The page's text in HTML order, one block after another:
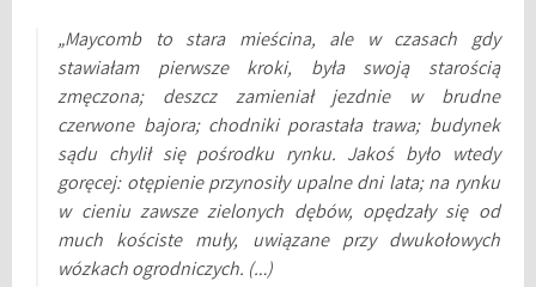
„Maycomb to stara mieścina, ale w czasach gdy
stawiałam pierwsze kroki, była swoją starością
zmęczona; deszcz zamieniał jezdnie w brudne
czerwone bajora; chodniki porastała trawa; budynek
sądu chylił się pośrodku rynku. Jakoś było wtedy
goręcej: otępienie przynosiły upalne dni lata; na rynku
w cieniu zawsze zielonych dębów, opędzały się od
much kościste muły, uwiązane przy dwukołowych
wózkach ogrodniczych. (…)